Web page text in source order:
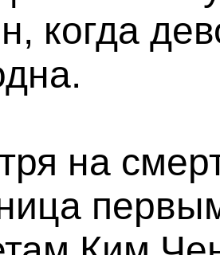
когда
на